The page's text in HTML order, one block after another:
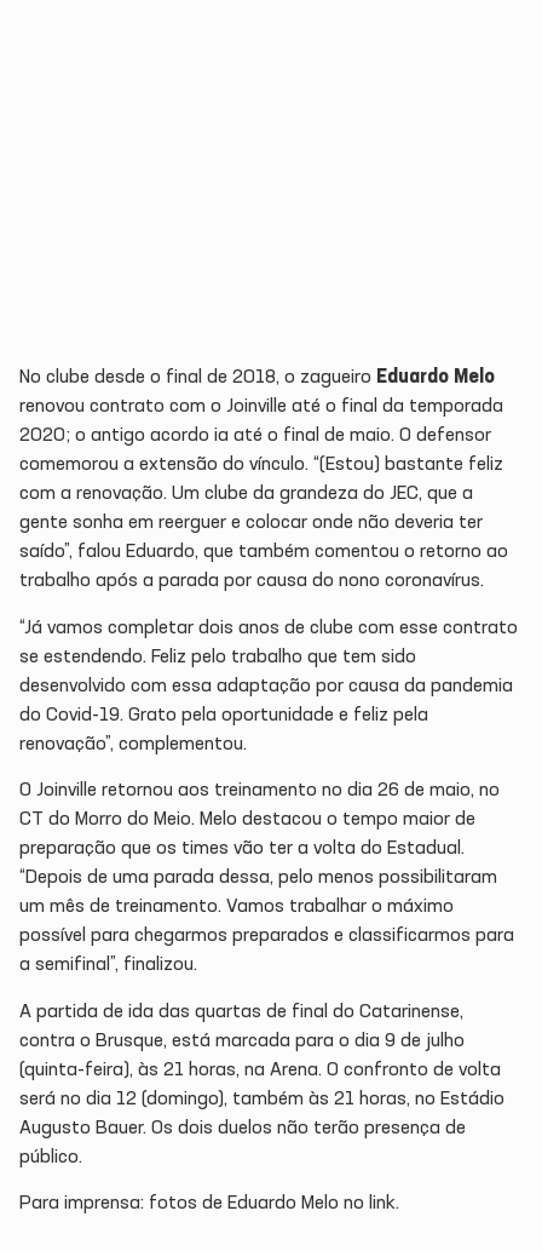
No clube desde o final de 2018, o zagueiro Eduardo Melo
renovou contrato com o Joinville até o final da temporada
2020; o antigo acordo ia até o final de maio. O defensor
comemorou a extensão do vínculo. “(Estou) bastante feliz
com a renovação. Um clube da grandeza do JEC, que a
gente sonha em reerguer e colocar onde não deveria ter
saído”, falou Eduardo, que também comentou o retorno ao
trabalho após a parada por causa do nono coronavírus.
“Já vamos completar dois anos de clube com esse contrato
se estendendo. Feliz pelo trabalho que tem sido
desenvolvido com essa adaptação por causa da pandemia
do Covid-19. Grato pela oportunidade e feliz pela
renovação”, complementou.
O Joinville retornou aos treinamento no dia 26 de maio, no
CT do Morro do Meio. Melo destacou o tempo maior de
preparação que os times vão ter a volta do Estadual.
“Depois de uma parada dessa, pelo menos possibilitaram
um mês de treinamento. Vamos trabalhar o máximo
possível para chegarmos preparados e classificarmos para
a semifinal”, finalizou.
A partida de ida das quartas de final do Catarinense,
contra o Brusque, está marcada para o dia 9 de julho
(quinta-feira), às 21 horas, na Arena. O confronto de volta
será no dia 12 (domingo), também às 21 horas, no Estádio
Augusto Bauer. Os dois duelos não terão presença de
público.
Para imprensa: fotos de Eduardo Melo no link.